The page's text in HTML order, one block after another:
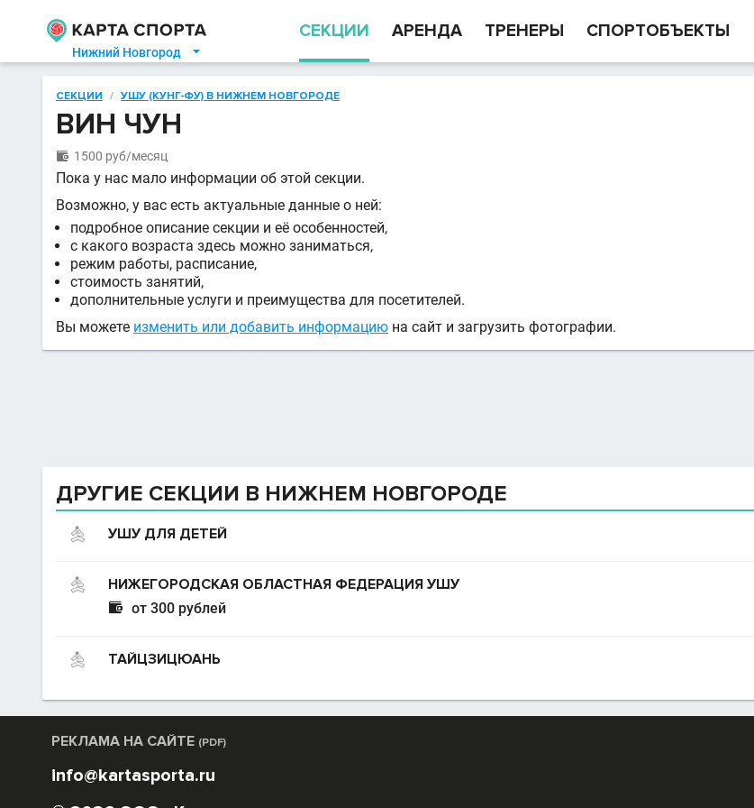
Нижний Новгород 
СЕКЦИИ АРЕНДА ТРЕНЕРЫ СПОРТОБЪЕКТЫ
СЕКЦИИ / УШУ (КУНГ-ФУ) В НИЖНЕМ НОВГОРОДЕ
ВИН ЧУН
 1500 руб/месяц
Пока у нас мало информации об этой секции.
Возможно, у вас есть актуальные данные о ней:
подробное описание секции и её особенностей,
с какого возраста здесь можно заниматься,
режим работы, расписание,
стоимость занятий,
дополнительные услуги и преимущества для посетителей.
Вы можете изменить или добавить информацию на сайт и загрузить фотографии.
ДРУГИЕ СЕКЦИИ В НИЖНЕМ НОВГОРОДЕ
УШУ ДЛЯ ДЕТЕЙ
НИЖЕГОРОДСКАЯ ОБЛАСТНАЯ ФЕДЕРАЦИЯ УШУ
 от 300 рублей
ТАЙЦЗИЦЮАНЬ
РЕКЛАМА НА САЙТЕ (PDF)
info@kartasporta.ru